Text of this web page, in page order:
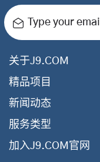
Type your email
关于J9.COM
精品项目
新闻动态
服务类型
加入J9.COM官网